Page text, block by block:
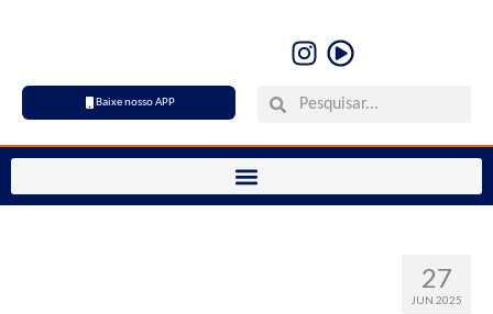
Baixe nosso APP
27
JUN 2025